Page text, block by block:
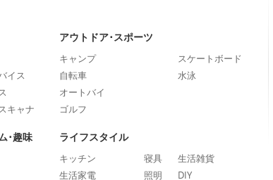
イス
キャナ
アウトドア･スポーツ
キャンプ
自転車
オートバイ
ゴルフ
スケートボード
水泳
･趣味 ライフスタイル
キッチン
生活家電
寝具
照明
生活雑貨
DIY